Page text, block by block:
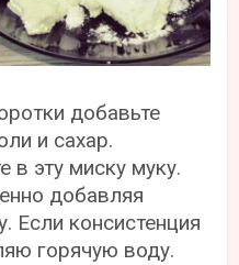
добавьте
и сахар.
в эту миску муку.
добавляя
Если консистенция
горячую воду.